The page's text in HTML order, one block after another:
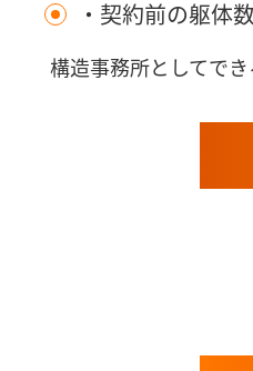
・契約前の躯
構造事務所としてで